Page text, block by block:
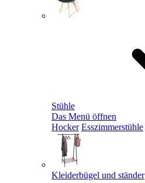
Stühle
Das Menü öffnen
Hocker Esszimmerstühle
Kleiderbügel und ständer